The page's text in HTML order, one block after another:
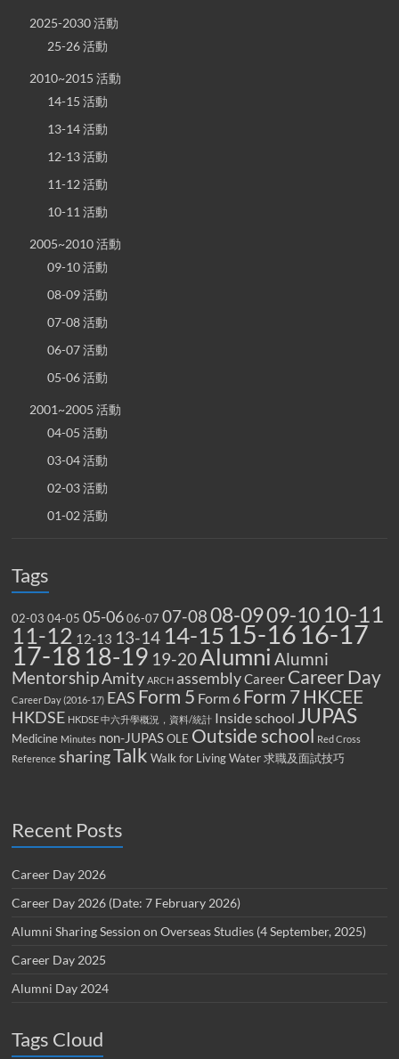
2025-2030 活動
25-26 活動
2010~2015 活動
14-15 活動
13-14 活動
12-13 活動
11-12 活動
10-11 活動
2005~2010 活動
09-10 活動
08-09 活動
07-08 活動
06-07 活動
05-06 活動
2001~2005 活動
04-05 活動
03-04 活動
02-03 活動
01-02 活動
Tags
02-03 04-05 05-06 06-07 07-0808-0909-10 10-11
11-12 12-13 13-14 14-15 15-16 16-17
17-18 18-19 19-20Alumni Alumni
MentorshipAmity ARCH assemblyCareer Career Day
Career Day (2016-17) EAS Form 5 Form 6 Form 7HKCEE
HKDSE HKDSE 中六升學概況，資料/統計 Inside school JUPAS
Medicine Minutes non-JUPAS OLE Outside school
Red Cross
Reference sharingTalk Walk for Living Water 求職及面試技巧
Recent Posts
Career Day 2026
Career Day 2026 (Date: 7 February 2026)
Alumni Sharing Session on Overseas Studies (4 September, 2025)
Career Day 2025
Alumni Day 2024
Tags Cloud